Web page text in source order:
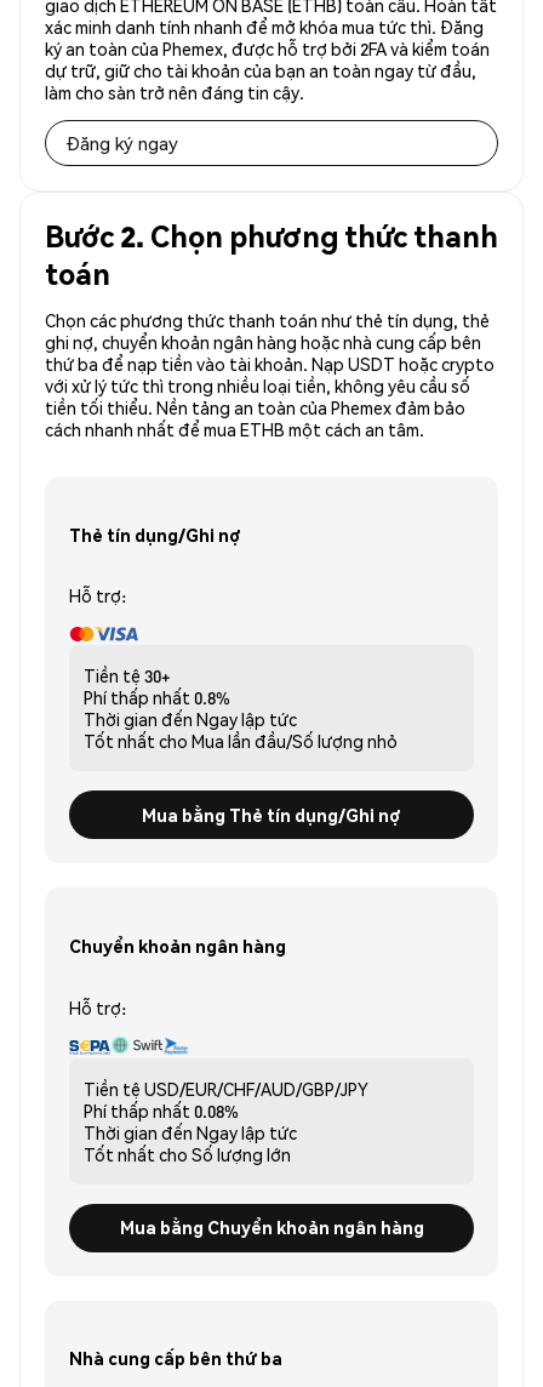
giao dịch ETHEREUM ON BASE (ETHB) toàn cầu. Hoàn tất
xác minh danh tính nhanh để mở khóa mua tức thì. Đăng
ký an toàn của Phemex, được hỗ trợ bởi 2FA và kiểm toán
dự trữ, giữ cho tài khoản của bạn an toàn ngay từ đầu,
làm cho sàn trở nên đáng tin cậy.
Đăng ký ngay
Bước 2. Chọn phương thức thanh
toán
Chọn các phương thức thanh toán như thẻ tín dụng, thẻ
ghi nợ, chuyển khoản ngân hàng hoặc nhà cung cấp bên
thứ ba để nạp tiền vào tài khoản. Nạp USDT hoặc crypto
với xử lý tức thì trong nhiều loại tiền, không yêu cầu số
tiền tối thiểu. Nền tảng an toàn của Phemex đảm bảo
cách nhanh nhất để mua ETHB một cách an tâm.
Thẻ tín dụng/Ghi nợ
Hỗ trợ:
Tiền tệ 30+
Phí thấp nhất 0.8%
Thời gian đến Ngay lập tức
Tốt nhất cho Mua lần đầu/Số lượng nhỏ
Mua bằng Thẻ tín dụng/Ghi nợ
Chuyển khoản ngân hàng
Hỗ trợ:
Tiền tệ USD/EUR/CHF/AUD/GBP/JPY
Phí thấp nhất 0.08%
Thời gian đến Ngay lập tức
Tốt nhất cho Số lượng lớn
Mua bằng Chuyển khoản ngân hàng
Nhà cung cấp bên thứ ba